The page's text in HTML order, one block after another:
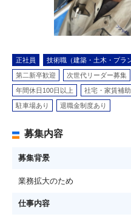
正社員 技術職（建築・土木・プラ
第二新卒歓迎 次世代リーダー募集
年間休日100日以上 社宅・家賃補
駐車場あり 退職金制度あり
募集内容
募集背景
業務拡大のため
仕事内容